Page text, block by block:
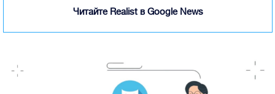
Читайте Realist в Google News